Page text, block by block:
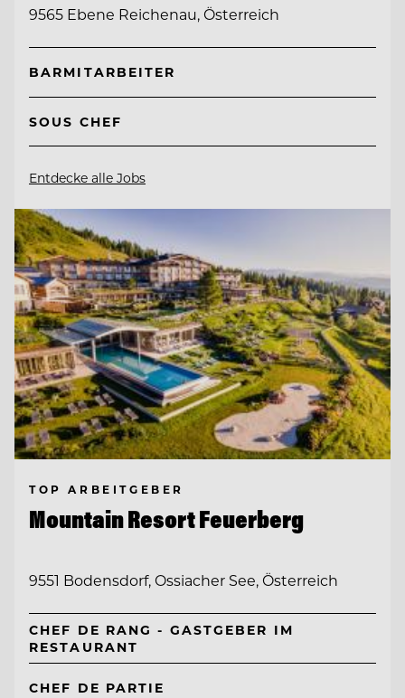
9565 Ebene Reichenau, Österreich
BARMITARBEITER
SOUS CHEF
Entdecke alle Jobs
TOP ARBEITGEBER
Mountain Resort Feuerberg
9551 Bodensdorf, Ossiacher See, Österreich
CHEF DE RANG - GASTGEBER IM
RESTAURANT
CHEF DE PARTIE